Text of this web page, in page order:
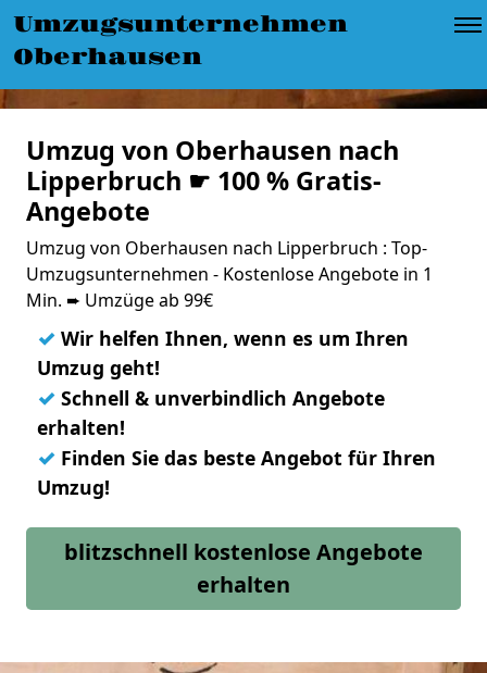
Umzugsunternehmen
Oberhausen
Umzug von Oberhausen nach
Lipperbruch ☛ 100 % Gratis-
Angebote
Umzug von Oberhausen nach Lipperbruch : Top-
Umzugsunternehmen - Kostenlose Angebote in 1
Min. ➨ Umzüge ab 99€
✓ Wir helfen Ihnen, wenn es um Ihren
Umzug geht!
✓ Schnell & unverbindlich Angebote
erhalten!
✓ Finden Sie das beste Angebot für Ihren
Umzug!
blitzschnell kostenlose Angebote
erhalten